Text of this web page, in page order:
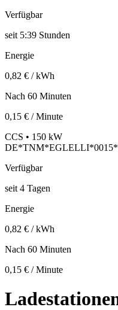
Verfügbar
seit 5:39 Stunden
Energie
0,82 € / kWh
Nach 60 Minuten
0,15 € / Minute
CCS • 150 kW
Verfügbar
seit 4 Tagen
Energie
0,82 € / kWh
Nach 60 Minuten
0,15 € / Minute